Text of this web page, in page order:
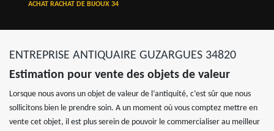
ACHAT RACHAT DE BIJOUX 34
ENTREPRISE ANTIQUAIRE GUZARGUES 34820
Estimation pour vente des objets de valeur
Lorsque nous avons un objet de valeur de l’antiquité, c’est sûr que nous
sollicitons bien le prendre soin. A un moment où vous comptez mettre en
vente cet objet, il est plus serein de pouvoir le commercialiser au meilleur